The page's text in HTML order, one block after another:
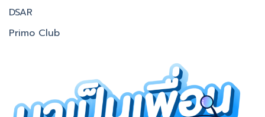
DSAR
Primo Club